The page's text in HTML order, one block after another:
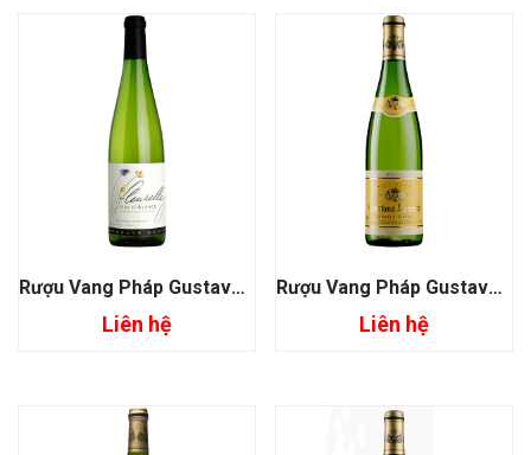
Rượu Vang Pháp Gustave Lorentz Alsace Fleurelle
Liên hệ
Rượu Vang Pháp Gustave Lorentz Alsace Pinot Gris Reserve
Liên hệ